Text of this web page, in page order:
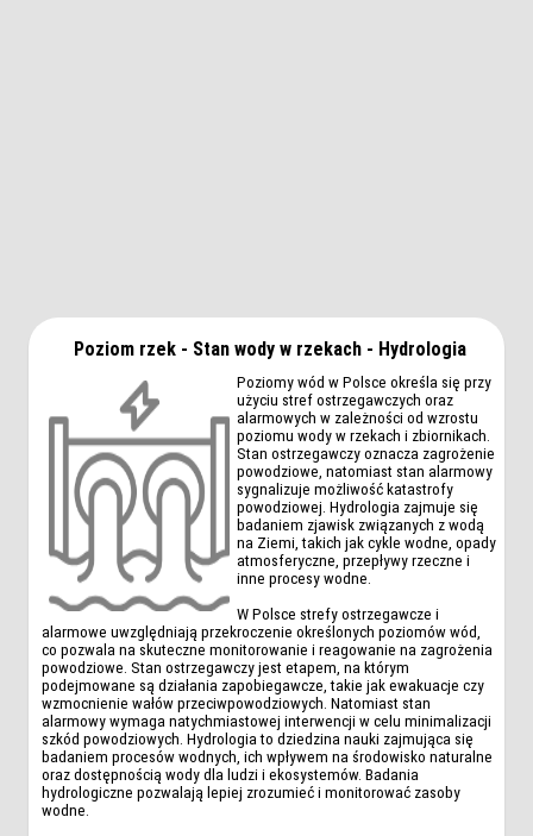
Poziom rzek - Stan wody w rzekach - Hydrologia
Poziomy wód w Polsce określa się przy
użyciu stref ostrzegawczych oraz
alarmowych w zależności od wzrostu
poziomu wody w rzekach i zbiornikach.
Stan ostrzegawczy oznacza zagrożenie
powodziowe, natomiast stan alarmowy
sygnalizuje możliwość katastrofy
powodziowej. Hydrologia zajmuje się
badaniem zjawisk związanych z wodą
na Ziemi, takich jak cykle wodne, opady
atmosferyczne, przepływy rzeczne i
inne procesy wodne.
W Polsce strefy ostrzegawcze i
alarmowe uwzględniają przekroczenie określonych poziomów wód,
co pozwala na skuteczne monitorowanie i reagowanie na zagrożenia
powodziowe. Stan ostrzegawczy jest etapem, na którym
podejmowane są działania zapobiegawcze, takie jak ewakuacje czy
wzmocnienie wałów przeciwpowodziowych. Natomiast stan
alarmowy wymaga natychmiastowej interwencji w celu minimalizacji
szkód powodziowych. Hydrologia to dziedzina nauki zajmująca się
badaniem procesów wodnych, ich wpływem na środowisko naturalne
oraz dostępnością wody dla ludzi i ekosystemów. Badania
hydrologiczne pozwalają lepiej zrozumieć i monitorować zasoby
wodne.